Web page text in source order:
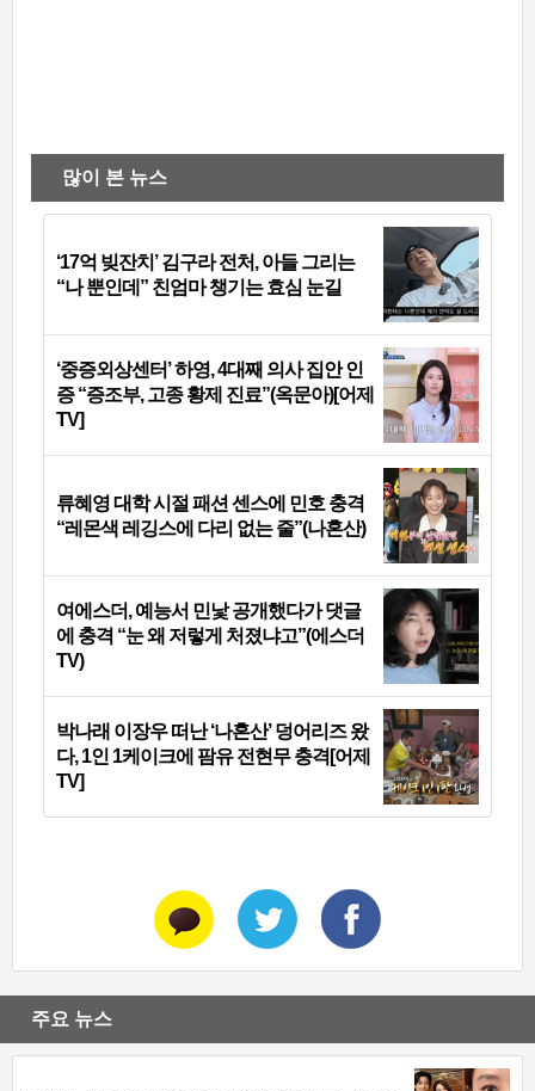
많이 본 뉴스
‘17억 빚잔치’ 김구라 전처, 아들 그리는
“나 뿐인데” 친엄마 챙기는 효심 눈길
‘중증외상센터’ 하영, 4대째 의사 집안 인
증 “증조부, 고종 황제 진료”(옥문아)[어제
TV]
류혜영 대학 시절 패션 센스에 민호 충격
“레몬색 레깅스에 다리 없는 줄”(나혼산)
여에스더, 예능서 민낯 공개했다가 댓글
에 충격 “눈 왜 저렇게 처졌냐고”(에스더
TV)
박나래 이장우 떠난 ‘나혼산’ 덩어리즈 왔
다, 1인 1케이크에 팜유 전현무 충격[어제
TV]
주요 뉴스